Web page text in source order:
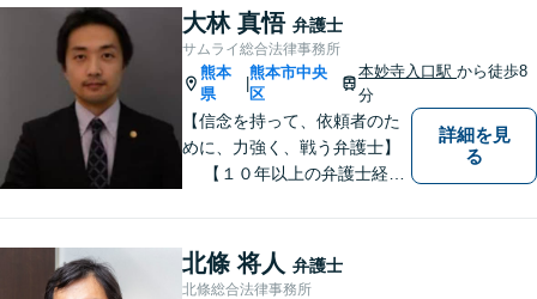
供してまいります。お気軽に
ご相談を！
大林 真悟 弁護士
サムライ総合法律事務所
熊本
県
|
熊本市中央
区
本妙寺入口駅から徒歩8
分
【信念を持って、依頼者のた
めに、力強く、戦う弁護士】
【１０年以上の弁護士経
等の男女トラブル、③顧問弁
護の３つの分野に力を注ぐ弁
護士】
詳細を見
る
北條 将人 弁護士
北條総合法律事務所